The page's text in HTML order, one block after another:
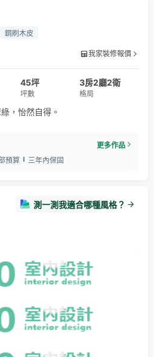
鋼刷木皮
我家裝修報價
45坪
坪數
3房2廳2衛
格局
，怡然自得。
更多作品
預算 三年內保固
測一測我適合哪種風格？